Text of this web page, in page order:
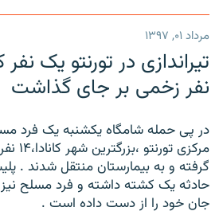
مرداد ۰۱, ۱۳۹۷
نفر زخمی بر جای گذاشت
در پی حمله شامگاه یکشنبه یک فرد
مرکزی
گرفته و به بیمارستان منتقل شدند .
حادثه یک کشته داشته و فرد مسلح نیز
جان خود را از دست داده است .